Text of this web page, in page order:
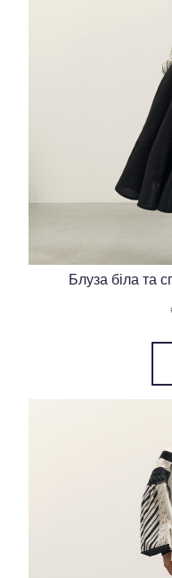
Блуза біла та